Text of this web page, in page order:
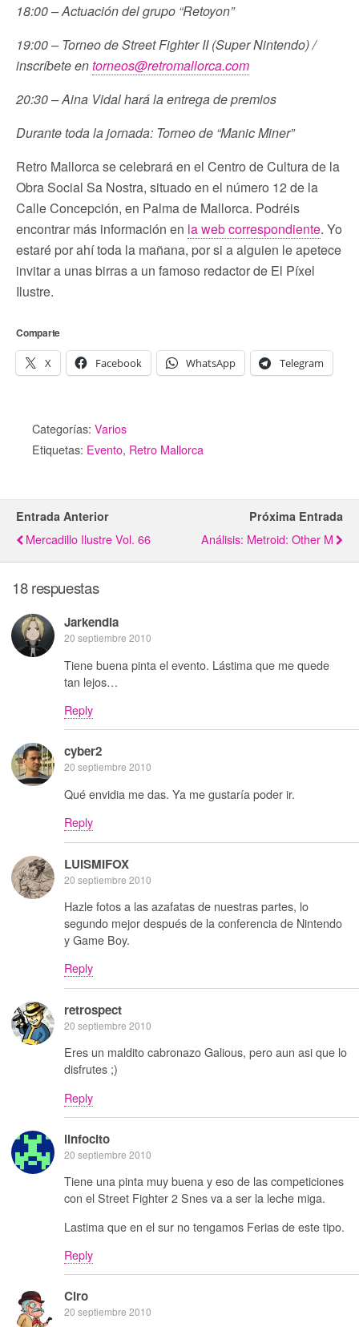
18:00 – Actuación del grupo “Retoyon”
19:00 – Torneo de Street Fighter II (Super Nintendo) /
inscríbete entorneos@retromallorca.com
20:30 – Aina Vidal hará la entrega de premios
Durante toda la jornada: Torneo de “Manic Miner”
Retro Mallorca se celebrará en el Centro de Cultura de la
Obra Social Sa Nostra, situado en el número 12 de la
Calle Concepción, en Palma de Mallorca. Podréis
encontrar más información en la web correspondiente. Yo
estaré por ahí toda la mañana, por si a alguien le apetece
invitar a unas birras a un famoso redactor de El Píxel
Ilustre.
Comparte
X Facebook WhatsApp Telegram
Categorías: Varios
Etiquetas: Evento, Retro Mallorca
Entrada Anterior
Mercadillo Ilustre Vol. 66
Próxima Entrada
Análisis: Metroid: Other M
18 respuestas
Jarkendia
20 septiembre 2010
Tiene buena pinta el evento. Lástima que me quede
tan lejos…
Reply
cyber2
20 septiembre 2010
Qué envidia me das. Ya me gustaría poder ir.
Reply
LUISMIFOX
20 septiembre 2010
Hazle fotos a las azafatas de nuestras partes, lo
segundo mejor después de la conferencia de Nintendo
y Game Boy.
Reply
retrospect
20 septiembre 2010
Eres un maldito cabronazo Galious, pero aun asi que lo
disfrutes ;)
Reply
linfocito
20 septiembre 2010
Tiene una pinta muy buena y eso de las competiciones
con el Street Fighter 2 Snes va a ser la leche miga.
Lastima que en el sur no tengamos Ferias de este tipo.
Reply
Ciro
20 septiembre 2010